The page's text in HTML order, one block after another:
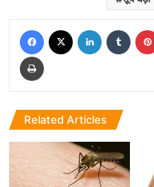
Facebook LinkedIn Tumblr
Print
Related Articles